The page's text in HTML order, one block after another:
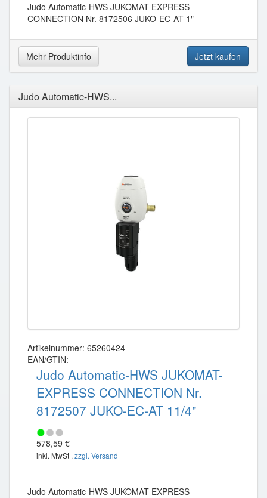
Judo Automatic-HWS JUKOMAT-EXPRESS
CONNECTION Nr. 8172506 JUKO-EC-AT 1"
Mehr Produktinfo Jetzt kaufen
Judo Automatic-HWS...
Artikelnummer: 65260424
EAN/GTIN:
Judo Automatic-HWS JUKOMAT-
EXPRESS CONNECTION Nr.
8172507 JUKO-EC-AT 11/4"
578,59 €
inkl. MwSt , zzgl. Versand
Judo Automatic-HWS JUKOMAT-EXPRESS